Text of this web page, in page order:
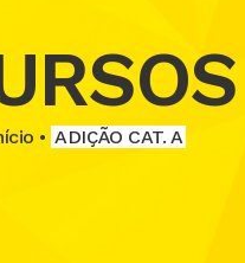
• ADIÇÃO CAT. A